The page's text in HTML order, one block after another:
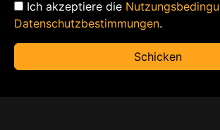
Ich akzeptiere die
Datenschutzbestimmungen.
Schicken